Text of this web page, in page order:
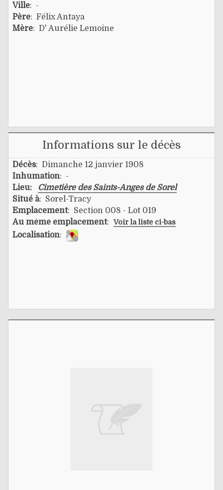
Ville: -
Père: Félix Antaya
Mère: D' Aurélie Lemoine
Informations sur le décès
Décès: Dimanche 12 janvier 1908
Inhumation: -
Lieu:
Cimetière des Saints-Anges de Sorel
Situé à: Sorel-Tracy
Emplacement: Section 008 - Lot 019
Au même emplacement: Voir la liste ci-bas
Localisation: